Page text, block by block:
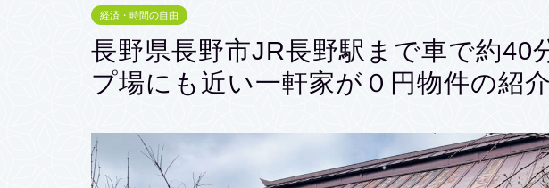
経済・時間の自由
長野県長野市JR長野駅まで車で約40
プ場にも近い一軒家が０円物件の紹